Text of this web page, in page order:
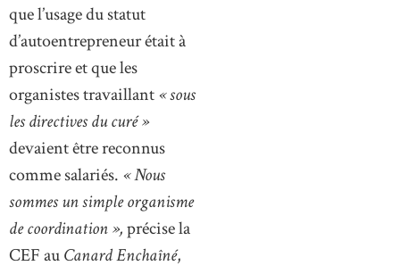
que l’usage du statut
d’autoentrepreneur était à
proscrire et que les
organistes travaillant« sous
les directives du curé »
devaient être reconnus
comme salariés. « Nous
sommes un simple organisme
de coordination »,précise la
CEF auCanard Enchaîné,